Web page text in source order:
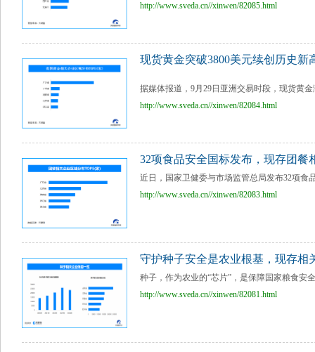
http://www.sveda.cn//xinwen/82085.html
现货黄金突破3800美元续创历史新
据媒体报道，9月29日亚洲交易时段，现货黄
http://www.sveda.cn//xinwen/82084.html
32项食品安全国标发布，现存团餐
近日，国家卫健委与市场监管总局发布32项食
http://www.sveda.cn//xinwen/82083.html
守护种子安全是农业根基，现存相
种子，作为农业的“芯片”，是保障国家粮食安
http://www.sveda.cn//xinwen/82081.html